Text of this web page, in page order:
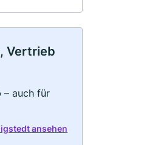
Vertrieb
– auch für
ansehen